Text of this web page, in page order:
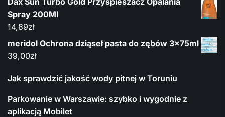
Dax Sun Turbo Gold Przyspieszacz Opalania
Spray 200Ml
14,89zł
meridol Ochrona dziąseł pasta do zębów 3x75ml
39,00zł
Jak sprawdzić jakość wody pitnej w Toruniu
Parkowanie w Warszawie: szybko i wygodnie z
aplikacją Mobilet